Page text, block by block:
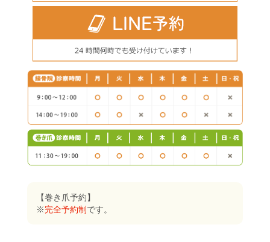
【巻き爪予約】
※完全予約制 です。